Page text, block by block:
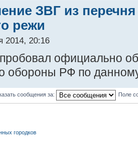
ЗВГ из
режи
2014, 20:16
официально
обороны РФ по
сообщения за: Поле
городков